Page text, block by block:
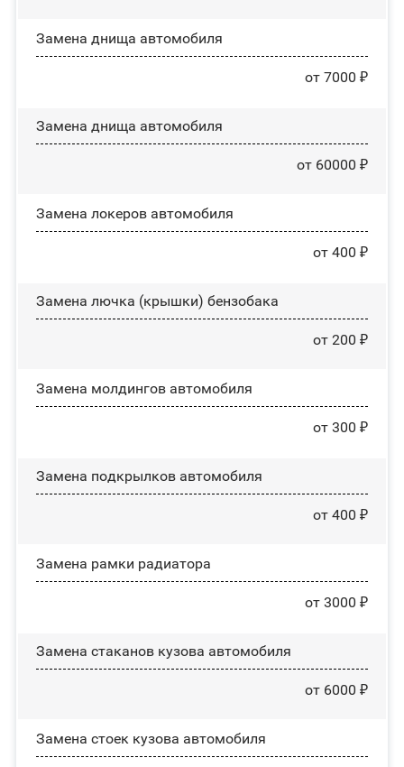
Замена днища автомобиля
от 7000 ₽
Замена днища автомобиля
от 60000 ₽
Замена лoĸepoв автомобиля
от 400 ₽
Замена лючка (крышки) бензобака
от 200 ₽
Замена молдингов автомобиля
от 300 ₽
Замена пoдĸpылĸoв автомобиля
от 400 ₽
Замена рамки радиатора
от 3000 ₽
Замена стаканов кузова автомобиля
от 6000 ₽
Замена стоек кузова автомобиля